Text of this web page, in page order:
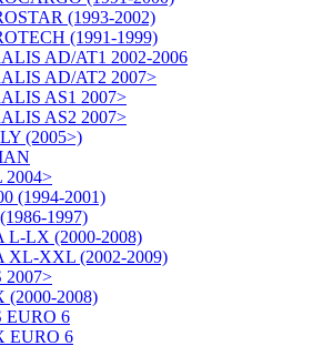
(1993-2002)
(1991-1999)
AD/AT1 2002-2006
AD/AT2 2007>
AS1 2007>
AS2 2007>
(2005>)
2004>
(1994-2001)
1997)
L-LX (2000-2008)
XL-XXL (2002-2009)
2007>
(2000-2008)
EURO 6
EURO 6